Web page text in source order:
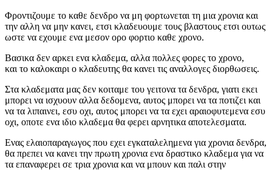
Φροντιζουμε το καθε δενδρο να μη φορτωνεται τη μια χρονια και
την αλλη να μην κανει, ετσι κλαδευουμε τους βλαστους ετσι ουτως
ωστε να εχουμε ενα μεσον ορο φορτιο καθε χρονο.
Βασικα δεν αρκει ενα κλαδεμα, αλλα πολλες φορες το χρονο,
και το καλοκαιρι ο κλαδευτης θα κανει τις αναλλογες διορθωσεις.
Στα κλαδεματα μας δεν κοιταμε του γειτονα τα δενδρα, γιατι εκει
μπορει να ισχυουν αλλα δεδομενα, αυτος μπορει να τα ποτιζει και
να τα λιπαινει, εσυ οχι, αυτος μπορει να τα εχει αραιοφυτεμενα εσυ
οχι, οποτε ενα ιδιο κλαδεμα θα φερει αρνητικα αποτελεσματα.
Ενας ελαιοπαραγωγος που εχει εγκαταλελημενα για χρονια δενδρα,
θα πρεπει να κανει την πρωτη χρονια ενα δραστικο κλαδεμα για να
τα επαναφερει σε τρια χρονια και να μπουν και παλι στην